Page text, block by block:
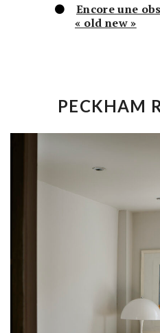
Encore une
« old new »
PECKHAM